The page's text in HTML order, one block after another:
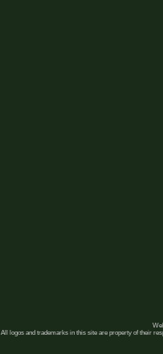
All logos and trademarks in this site are property of their